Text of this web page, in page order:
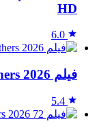
HD
6.0
فيلم The Truthers 2026 مترجم اون لاين
5.4